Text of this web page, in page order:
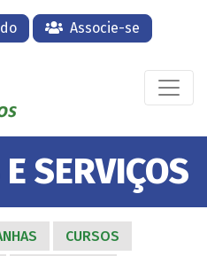
Associe-se
SERVIÇOS
CURSOS